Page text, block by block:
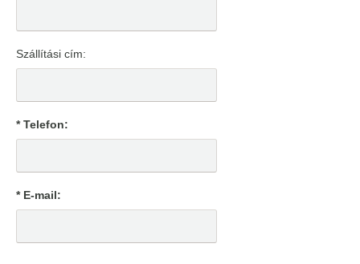
Szállítási cím:
* Telefon:
* E-mail: